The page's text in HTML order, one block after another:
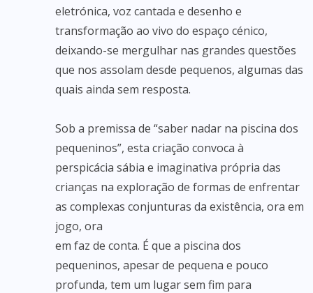
eletrónica, voz cantada e desenho e
transformação ao vivo do espaço cénico,
deixando-se mergulhar nas grandes questões
que nos assolam desde pequenos, algumas das
quais ainda sem resposta.
Sob a premissa de “saber nadar na piscina dos
pequeninos”, esta criação convoca à
perspicácia sábia e imaginativa própria das
crianças na exploração de formas de enfrentar
as complexas conjunturas da existência, ora em
jogo, ora
em faz de conta. É que a piscina dos
pequeninos, apesar de pequena e pouco
profunda, tem um lugar sem fim para